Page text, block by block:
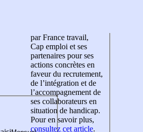
par France travail,
Cap emploi et ses
partenaires pour ses
actions concrètes en
faveur du recrutement,
de l’intégration et de
l’accompagnement de
ses collaborateurs en
situation de handicap.
Pour en savoir plus,
consultez cet article.